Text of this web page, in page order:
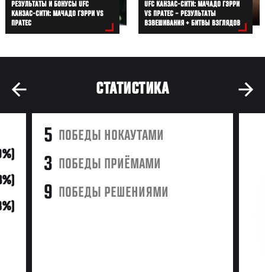
РЕЗУЛЬТАТЫ И БОНУСЫ UFC
КАНЗАС-СИТИ: МАЧАДО ГЭРРИ VS
ПРАТЕС
UFC КАНЗАС-СИТИ: МАЧАДО ГЭРРИ
VS ПРАТЕС – РЕЗУЛЬТАТЫ
ВЗВЕШИВАНИЯ + БИТВЫ ВЗГЛЯДОВ
СТАТИСТИКА
5 ПОБЕДЫ НОКАУТАМИ
3 ПОБЕДЫ ПРИЁМАМИ
9 ПОБЕДЫ РЕШЕНИЯМИ